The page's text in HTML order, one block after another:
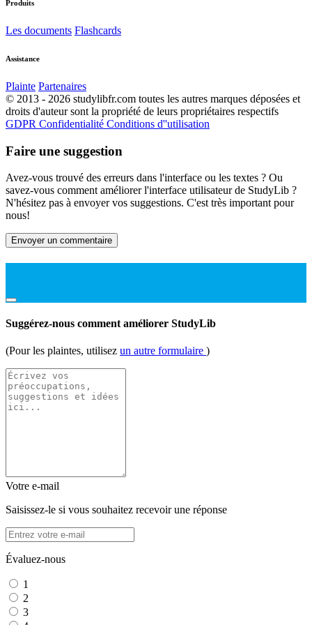
Produits
Les documents Flashcards
Assistance
Plainte Partenaires
© 2013 - 2026 studylibfr.com toutes les autres marques déposées et
droits d'auteur sont la propriété de leurs propriétaires respectifs
GDPR Confidentialité Conditions d''utilisation
Faire une suggestion
Avez-vous trouvé des erreurs dans l'interface ou les textes ? Ou
savez-vous comment améliorer l'interface utilisateur de StudyLib ?
N'hésitez pas à envoyer vos suggestions. C'est très important pour
nous!
Envoyer un commentaire
Suggérez-nous comment améliorer StudyLib
(Pour les plaintes, utilisez un autre formulaire )
Votre e-mail
Saisissez-le si vous souhaitez recevoir une réponse
Évaluez-nous
1
2
3